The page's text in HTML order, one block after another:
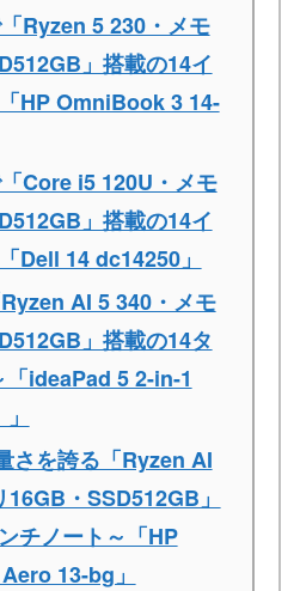
Ryzen 5 230・メモ
」搭載の14イ
HP OmniBook 3 14-
Core i5 120U・メモ
」搭載の14イ
Dell 14 dc14250」
AI 5 340・メモ
」搭載の14タ
「ideaPad 5 2-in-1
さを誇る「Ryzen AI
・SSD512GB」
チノート～「HP
13-bg」